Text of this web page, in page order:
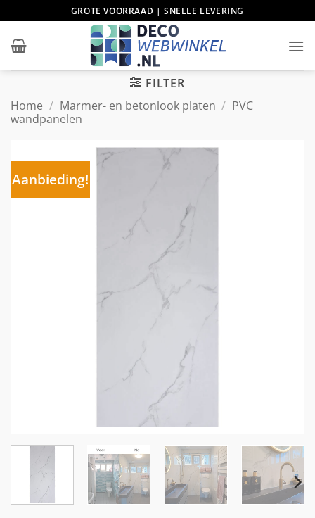
naar
inhoud
GROTE VOORRAAD | SNELLE LEVERING
FILTER
Home / Marmer- en betonlook platen / PVC
wandpanelen
Aanbieding!